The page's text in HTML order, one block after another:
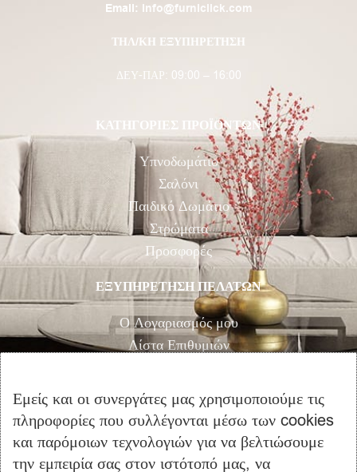
Email: info@furniclick.com
ΤΗΛ/ΚΗ ΕΞΥΠΗΡΕΤΗΣΗ
ΔΕΥ-ΠΑΡ: 09:00 – 16:00
ΚΑΤΗΓΟΡΙΕΣ ΠΡΟΪΟΝΤΩΝ
Υπνοδωμάτιο
Σαλόνι
Παιδικό Δωμάτιο
Στρώματα
Προσφορές
ΕΞΥΠΗΡΕΤΗΣΗ ΠΕΛΑΤΩΝ
Ο Λογαριασμός μου
Λίστα Επιθυμιών
Καλάθι Αγορών
Επικοινωνία
ΠΛΗΡΟΦΟΡΙΕΣ
Εμείς και οι συνεργάτες μας χρησιμοποιούμε τις
πληροφορίες που συλλέγονται μέσω των cookies
και παρόμοιων τεχνολογιών για να βελτιώσουμε
την εμπειρία σας στον ιστότοπό μας, να